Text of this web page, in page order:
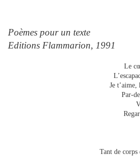
Poèmes pour un texte
Editions Flammarion, 1991
Le
Je t’aime,
Par-
Tant de corps